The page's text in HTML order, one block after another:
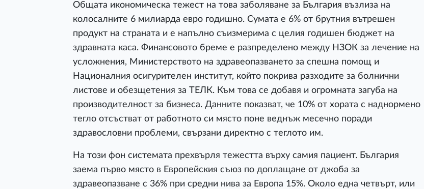
Общата икономическа тежест на това заболяване за България възлиза на
колосалните 6 милиарда евро годишно. Сумата е 6% от брутния вътрешен
продукт на страната и е напълно съизмерима с целия годишен бюджет на
здравната каса. Финансовото бреме е разпределено между НЗОК за лечение на
усложнения, Министерството на здравеопазването за спешна помощ и
Националния осигурителен институт, който покрива разходите за болнични
листове и обезщетения за ТЕЛК. Към това се добавя и огромната загуба на
производителност за бизнеса. Данните показват, че 10% от хората с наднормено
тегло отсъстват от работното си място поне веднъж месечно поради
здравословни проблеми, свързани директно с теглото им.
На този фон системата прехвърля тежестта върху самия пациент. България
заема първо място в Европейския съюз по доплащане от джоба за
здравеопазване с 36% при средни нива за Европа 15%. Около една четвърт, или